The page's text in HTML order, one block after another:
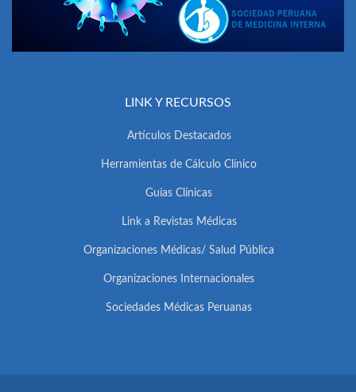
LINK Y RECURSOS
Artículos Destacados
Herramientas de Cálculo Clínico
Guías Clínicas
Link a Revistas Médicas
Organizaciones Médicas/ Salud Pública
Organizaciones Internacionales
Sociedades Médicas Peruanas